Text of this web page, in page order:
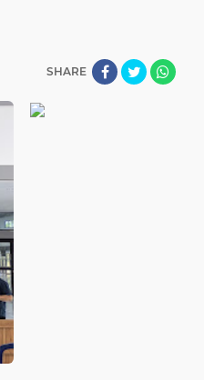
SHARE